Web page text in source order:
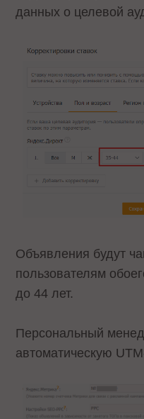
данных о целевой
Объявления будут
пользователям
до 44 лет.
Персональный
автоматическую